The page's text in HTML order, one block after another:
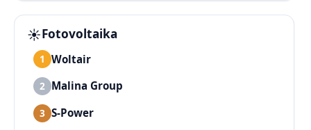
☀️Fotovoltaika
1 Woltair
2 Malina Group
3 S-Power